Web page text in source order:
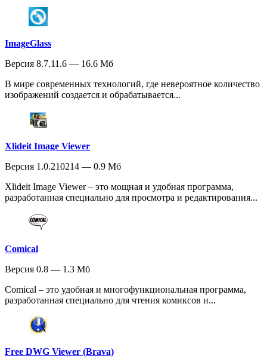
ImageGlass
Версия 8.7.11.6 — 16.6 Мб
В мире современных технологий, где невероятное количество
изображений создается и обрабатывается...
Xlideit Image Viewer
Версия 1.0.210214 — 0.9 Мб
Xlideit Image Viewer – это мощная и удобная программа,
разработанная специально для просмотра и редактирования...
Comical
Версия 0.8 — 1.3 Мб
Comical – это удобная и многофункциональная программа,
разработанная специально для чтения комиксов и...
Free DWG Viewer (Brava)